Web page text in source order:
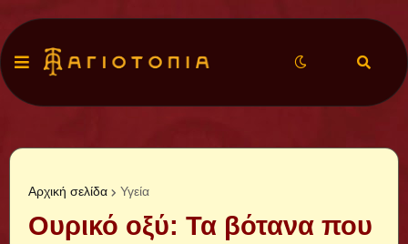
Αρχική σελίδα Υγεία
Ουρικό οξύ: Τα βότανα που